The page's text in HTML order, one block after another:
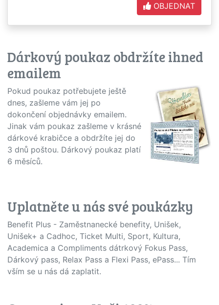
OBJEDNAT
Dárkový poukaz obdržíte ihned
emailem
Pokud poukaz potřebujete ještě
dnes, zašleme vám jej po
dokončení objednávky emailem.
Jinak vám poukaz zašleme v krásné
dárkové krabičce a obdržíte jej do
3 dnů poštou. Dárkový poukaz platí
6 měsíců.
Uplatněte u nás své poukázky
Benefit Plus - Zaměstnanecké benefity, Unišek,
Unišek+ a Cadhoc, Ticket Multi, Sport, Kultura,
Academica a Compliments dátrkový Fokus Pass,
Dárkový pass, Relax Pass a Flexi Pass, ePass... Tím
vším se u nás dá zaplatit.